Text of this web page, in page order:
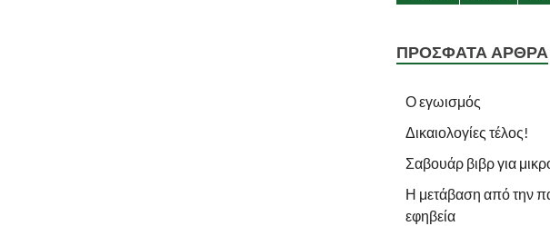
ΠΡΌΣΦΑΤΑ ΆΡΘΡΑ
Ο εγωισμός
Δικαιολογίες τέλος!
Σαβουάρ βιβρ για
Η μετάβαση από την
εφηβεία